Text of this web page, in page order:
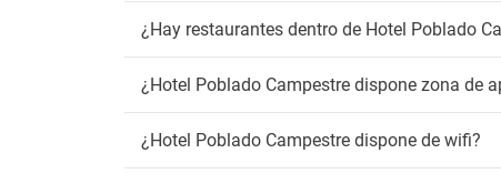
¿Hay restaurantes dentro de Hotel Poblado
¿Hotel Poblado Campestre dispone zona de
¿Hotel Poblado Campestre dispone de wifi?